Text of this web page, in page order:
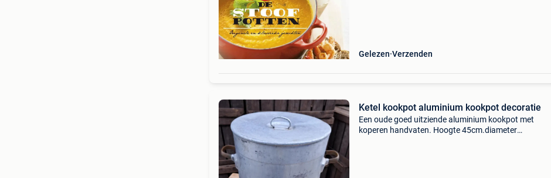
Gelezen Verzenden
Ketel kookpot aluminium kookpot decoratie
Een oude goed uitziende aluminium kookpot met
koperen handvaten. Hoogte 45cm.diameter